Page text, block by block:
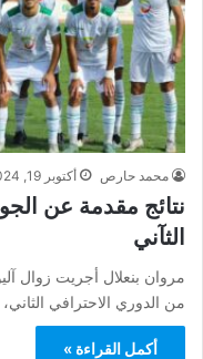
محمد حارص أكتوبر 19, 2024
نتائج مقدمة عن
الثآني
مروان بنعلال أجريت زوال
من الدوري الاحترافي
أكمل القراءة »